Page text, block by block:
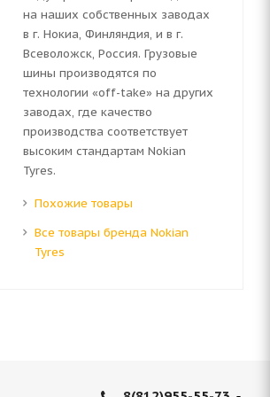
на наших собственных заводах
в г. Нокиа, Финляндия, и в г.
Всеволожск, Россия. Грузовые
шины производятся по
технологии «off-take» на других
заводах, где качество
производства соответствует
высоким стандартам Nokian
Tyres.
Похожие товары
Все товары бренда Nokian
Tyres